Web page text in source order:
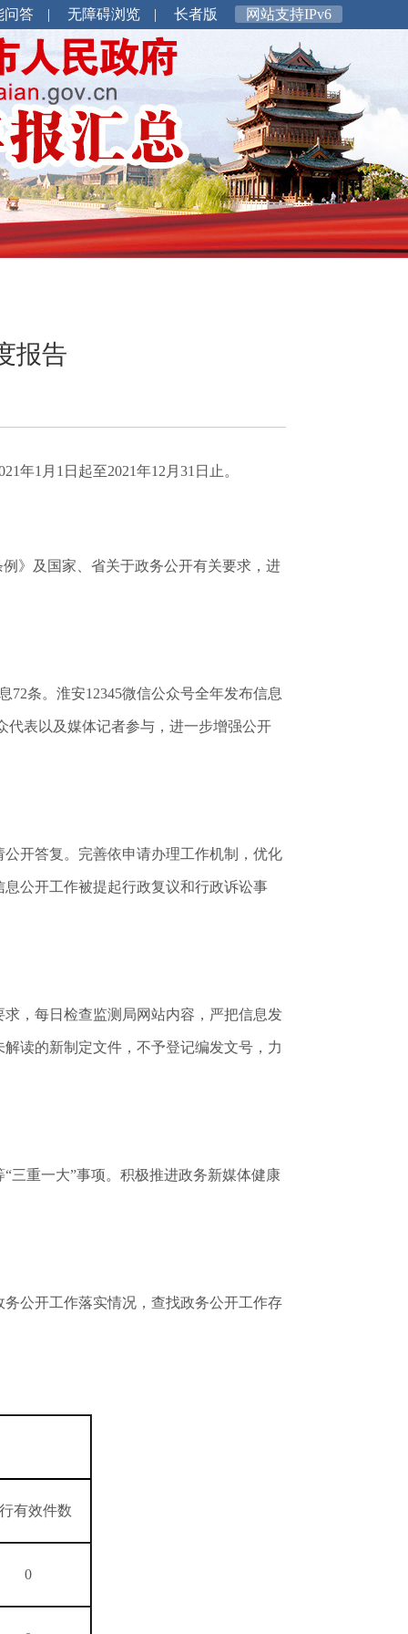
问答 | 无障碍浏览 | 长者版 网站支持IPv6
报告
年1月1日起至2021年12月31日止。
》及国家、省关于政务公开有关要求，进
72条。淮安12345微信公众号全年发布信息
代表以及媒体记者参与，进一步增强公开
开答复。完善依申请办理工作机制，优化
公开工作被提起行政复议和行政诉讼事
，每日检查监测局网站内容，严把信息发
读的新制定文件，不予登记编发文号，力
三重一大”事项。积极推进政务新媒体健康
公开工作落实情况，查找政务公开工作存
有效件数
0